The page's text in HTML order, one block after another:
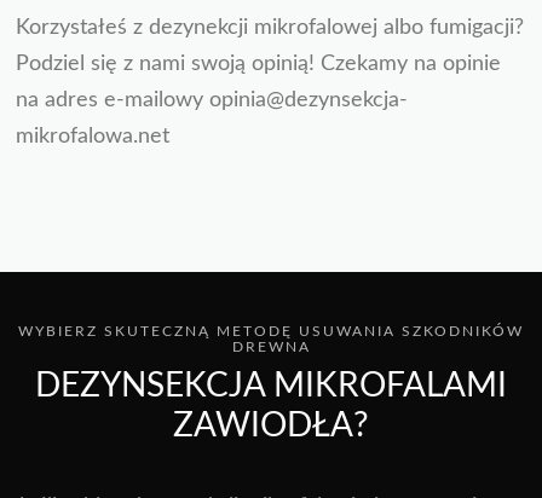
Korzystałeś z dezynekcji mikrofalowej albo fumigacji?
Podziel się z nami swoją opinią! Czekamy na opinie
na adres e-mailowy opinia@dezynsekcja-
mikrofalowa.net
WYBIERZ SKUTECZNĄ METODĘ USUWANIA SZKODNIKÓW
DREWNA
DEZYNSEKCJA MIKROFALAMI
ZAWIODŁA?